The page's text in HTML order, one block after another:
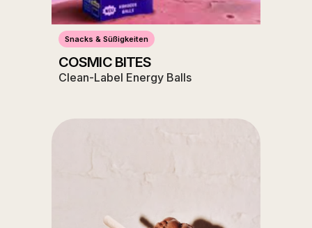
Snacks & Süßigkeiten
COSMIC BITES
Clean-Label Energy Balls